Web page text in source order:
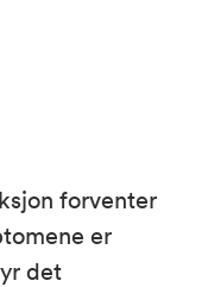
forventer
er
det